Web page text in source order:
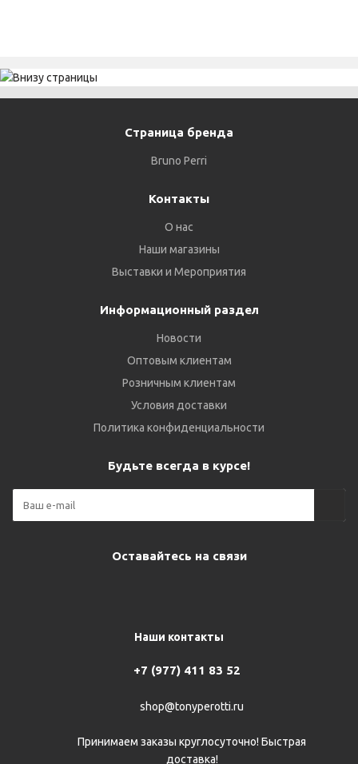
Страница бренда
Bruno Perri
Контакты
О нас
Наши магазины
Выставки и Мероприятия
Информационный раздел
Новости
Оптовым клиентам
Розничным клиентам
Условия доставки
Политика конфиденциальности
Будьте всегда в курсе!
Оставайтесь на связи
Наши контакты
+7 (977) 411 83 52
shop@tonyperotti.ru
Принимаем заказы круглосуточно! Быстрая
доставка!